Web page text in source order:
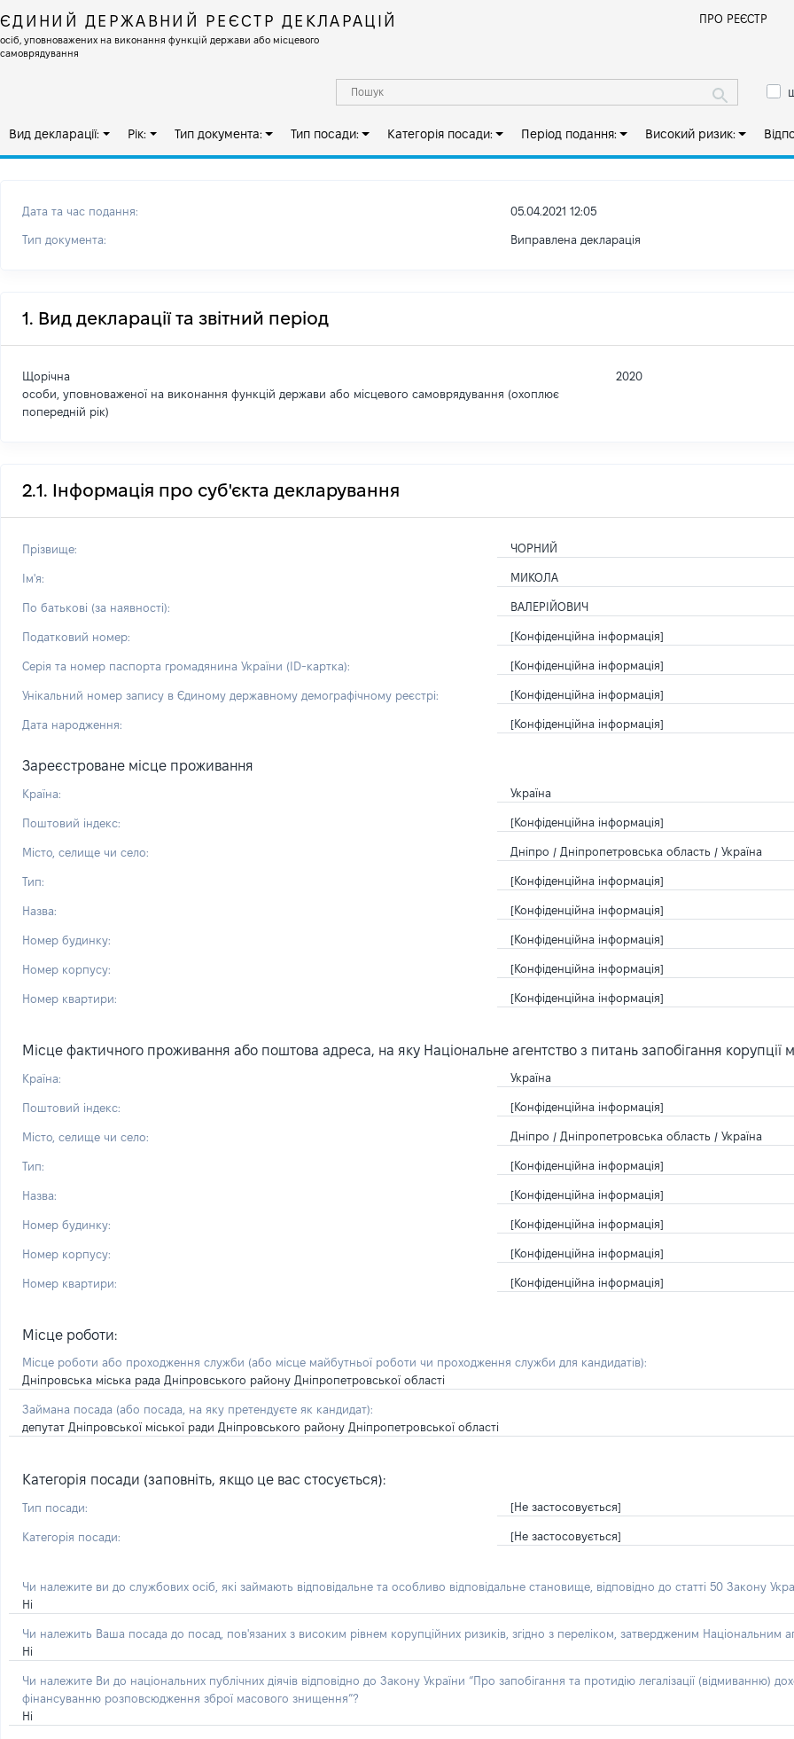
ЄДИНИЙ ДЕРЖАВНИЙ РЕЄСТР ДЕКЛАРАЦІЙ
осіб, уповноважених на виконання функцій держави або місцевого
самоврядування
ПРО РЕЄСТР
Вид декларації: Рік: Тип документа: Тип посади: Категорія посади: Період подання: Високий ризик:
Дата та час подання: 05.04.2021 12:05
Тип документа: Виправлена декларація
1. Вид декларації та звітний період
Щорічна
особи, уповноваженої на виконання функцій держави або місцевого самоврядування (охоплює
попередній рік)
2020
2.1. Інформація про суб'єкта декларування
Прізвище: ЧОРНИЙ
Ім'я: МИКОЛА
По батькові (за наявності): ВАЛЕРІЙОВИЧ
Податковий номер: [Конфіденційна інформація]
Серія та номер паспорта громадянина України (ID-картка): [Конфіденційна інформація]
Унікальний номер запису в Єдиному державному демографічному реєстрі: [Конфіденційна інформація]
Дата народження: [Конфіденційна інформація]
Зареєстроване місце проживання
Країна: Україна
Поштовий індекс: [Конфіденційна інформація]
Місто, селище чи село: Дніпро / Дніпропетровська область / Україна
Тип: [Конфіденційна інформація]
Назва: [Конфіденційна інформація]
Номер будинку: [Конфіденційна інформація]
Номер корпусу: [Конфіденційна інформація]
Номер квартири: [Конфіденційна інформація]
Місце фактичного проживання або поштова адреса, на яку Національне агентство з питань запобігання
Країна: Україна
Поштовий індекс: [Конфіденційна інформація]
Місто, селище чи село: Дніпро / Дніпропетровська область / Україна
Тип: [Конфіденційна інформація]
Назва: [Конфіденційна інформація]
Номер будинку: [Конфіденційна інформація]
Номер корпусу: [Конфіденційна інформація]
Номер квартири: [Конфіденційна інформація]
Місце роботи:
Місце роботи або проходження служби (або місце майбутньої роботи чи проходження служби для кандидатів):
Дніпровська міська рада Дніпровського району Дніпропетровської області
Займана посада (або посада, на яку претендуєте як кандидат):
депутат Дніпровської міської ради Дніпровського району Дніпропетровської області
Категорія посади (заповніть, якщо це вас стосується):
Тип посади: [Не застосовується]
Категорія посади: [Не застосовується]
Чи належите ви до службових осіб, які займають відповідальне та особливо відповідальне становище, відповідно до статті 50 Закону
Ні
Чи належить Ваша посада до посад, пов'язаних з високим рівнем корупційних ризиків, згідно з переліком, затвердженим Національним
Ні
Чи належите Ви до національних публічних діячів відповідно до Закону України “Про запобігання та протидію легалізації
фінансуванню розповсюдження зброї масового знищення”?
Ні